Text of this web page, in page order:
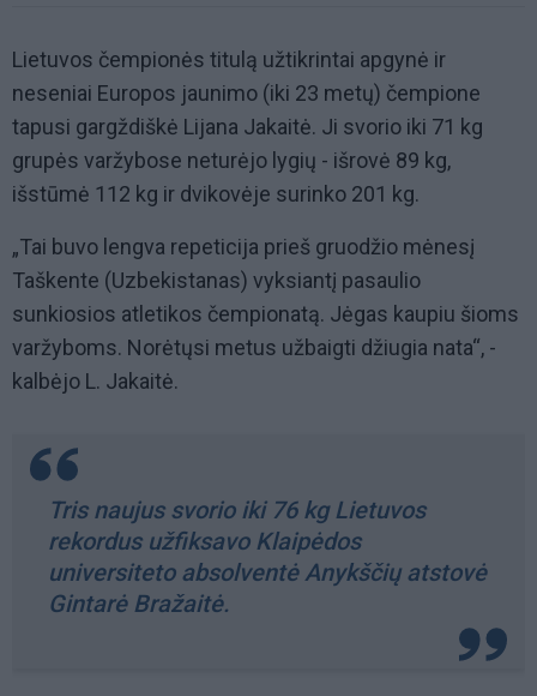
Lietuvos čempionės titulą užtikrintai apgynė ir
neseniai Europos jaunimo (iki 23 metų) čempione
tapusi gargždiškė Lijana Jakaitė. Ji svorio iki 71 kg
grupės varžybose neturėjo lygių - išrovė 89 kg,
išstūmė 112 kg ir dvikovėje surinko 201 kg.
„Tai buvo lengva repeticija prieš gruodžio mėnesį
Taškente (Uzbekistanas) vyksiantį pasaulio
sunkiosios atletikos čempionatą. Jėgas kaupiu šioms
varžyboms. Norėtųsi metus užbaigti džiugia nata“, -
kalbėjo L. Jakaitė.
Tris naujus svorio iki 76 kg Lietuvos
rekordus užfiksavo Klaipėdos
universiteto absolventė Anykščių atstovė
Gintarė Bražaitė.